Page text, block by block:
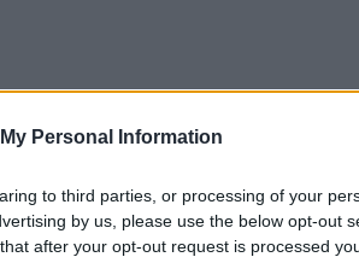
Personal Information
to third parties, or processing of your
by us, please use the below opt-out
after your opt-out request is processed